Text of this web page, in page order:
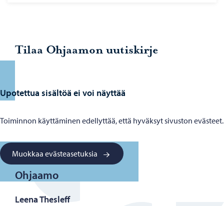
Tilaa Ohjaamon uutiskirje
Upotettua sisältöä ei voi näyttää
Toiminnon käyttäminen edellyttää, että hyväksyt sivuston evästeet.
Muokkaa evästeasetuksia
Ohjaamo
Leena Thesleff